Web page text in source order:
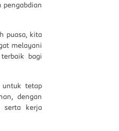
puasa, kita
melayani
bagi
tetap
dengan
serta kerja